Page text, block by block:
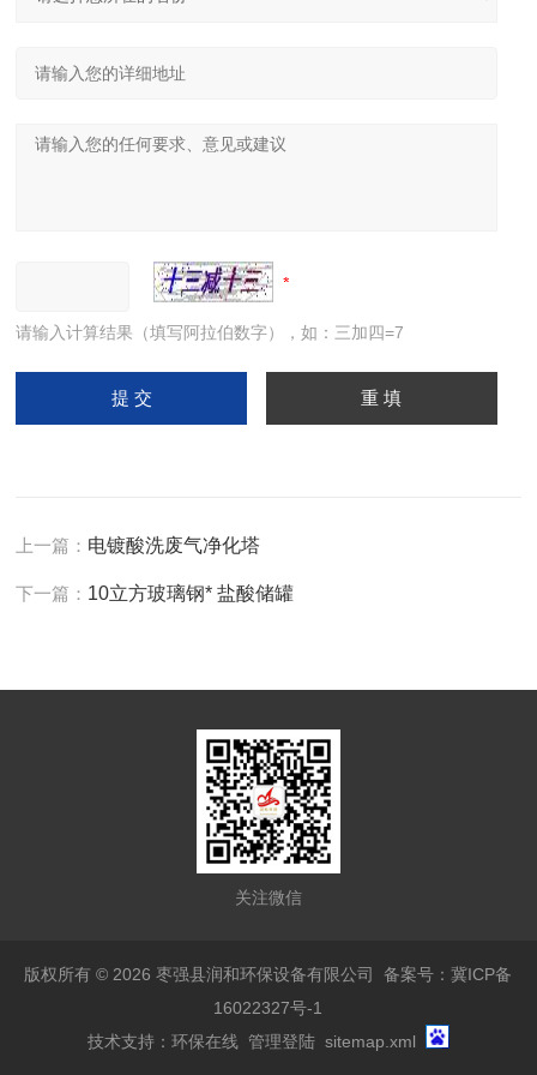
请输入计算结果（填写阿拉伯数字），如：三加四=7
上一篇： 电镀酸洗废气净化塔
下一篇： 10立方玻璃钢* 盐酸储罐
关注微信
版权所有 © 2026 枣强县润和环保设备有限公司备案号：冀ICP备
16022327号-1
技术支持： 环保在线 管理登陆 sitemap.xml